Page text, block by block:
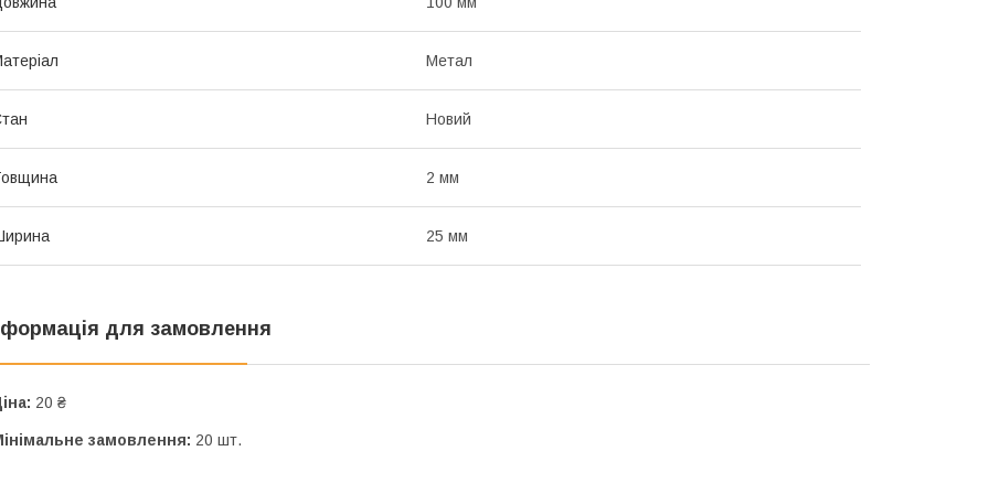
Метал
Новий
2 мм
25 мм
для замовлення
20 ₴
замовлення: 20 шт.